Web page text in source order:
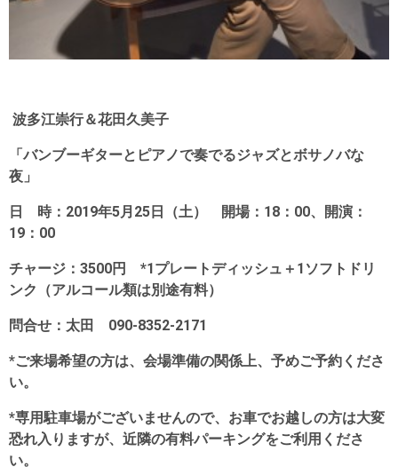
波多江崇行＆花田久美子
「バンブーギターとピアノで奏でるジャズとボサノバな
夜 」
日 時：2019年5月25日（土） 開場：18：00、開演：
19：00
チャージ：3500円 *1プレートディッシュ＋1ソフトドリ
ンク（アルコール類は別途有料）
問合せ：太田 090-8352-2171
*ご来場希望の方は、会場準備の関係上、予めご予約くださ
い。
*専用駐車場がございませんので、お車でお越しの方は大変
恐れ入りますが、近隣の有料パーキングをご利用くださ
い。